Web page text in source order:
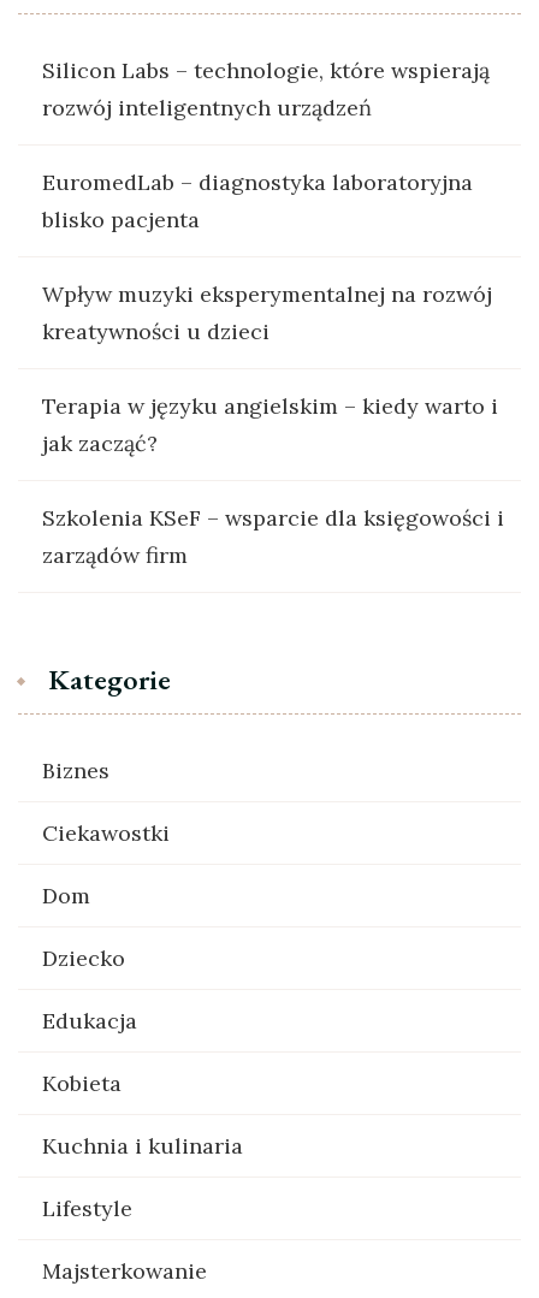
Silicon Labs – technologie, które wspierają
rozwój inteligentnych urządzeń
EuromedLab – diagnostyka laboratoryjna
blisko pacjenta
Wpływ muzyki eksperymentalnej na rozwój
kreatywności u dzieci
Terapia w języku angielskim – kiedy warto i
jak zacząć?
Szkolenia KSeF – wsparcie dla księgowości i
zarządów firm
Kategorie
Biznes
Ciekawostki
Dom
Dziecko
Edukacja
Kobieta
Kuchnia i kulinaria
Lifestyle
Majsterkowanie